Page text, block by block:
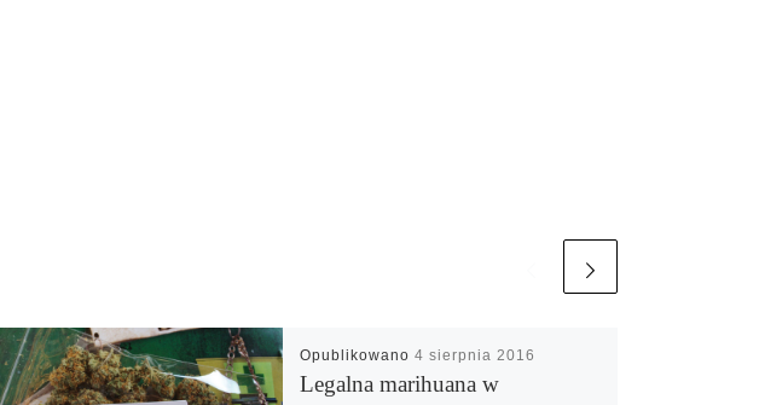
Opublikowano 4 sierpnia 2016
Legalna marihuana w